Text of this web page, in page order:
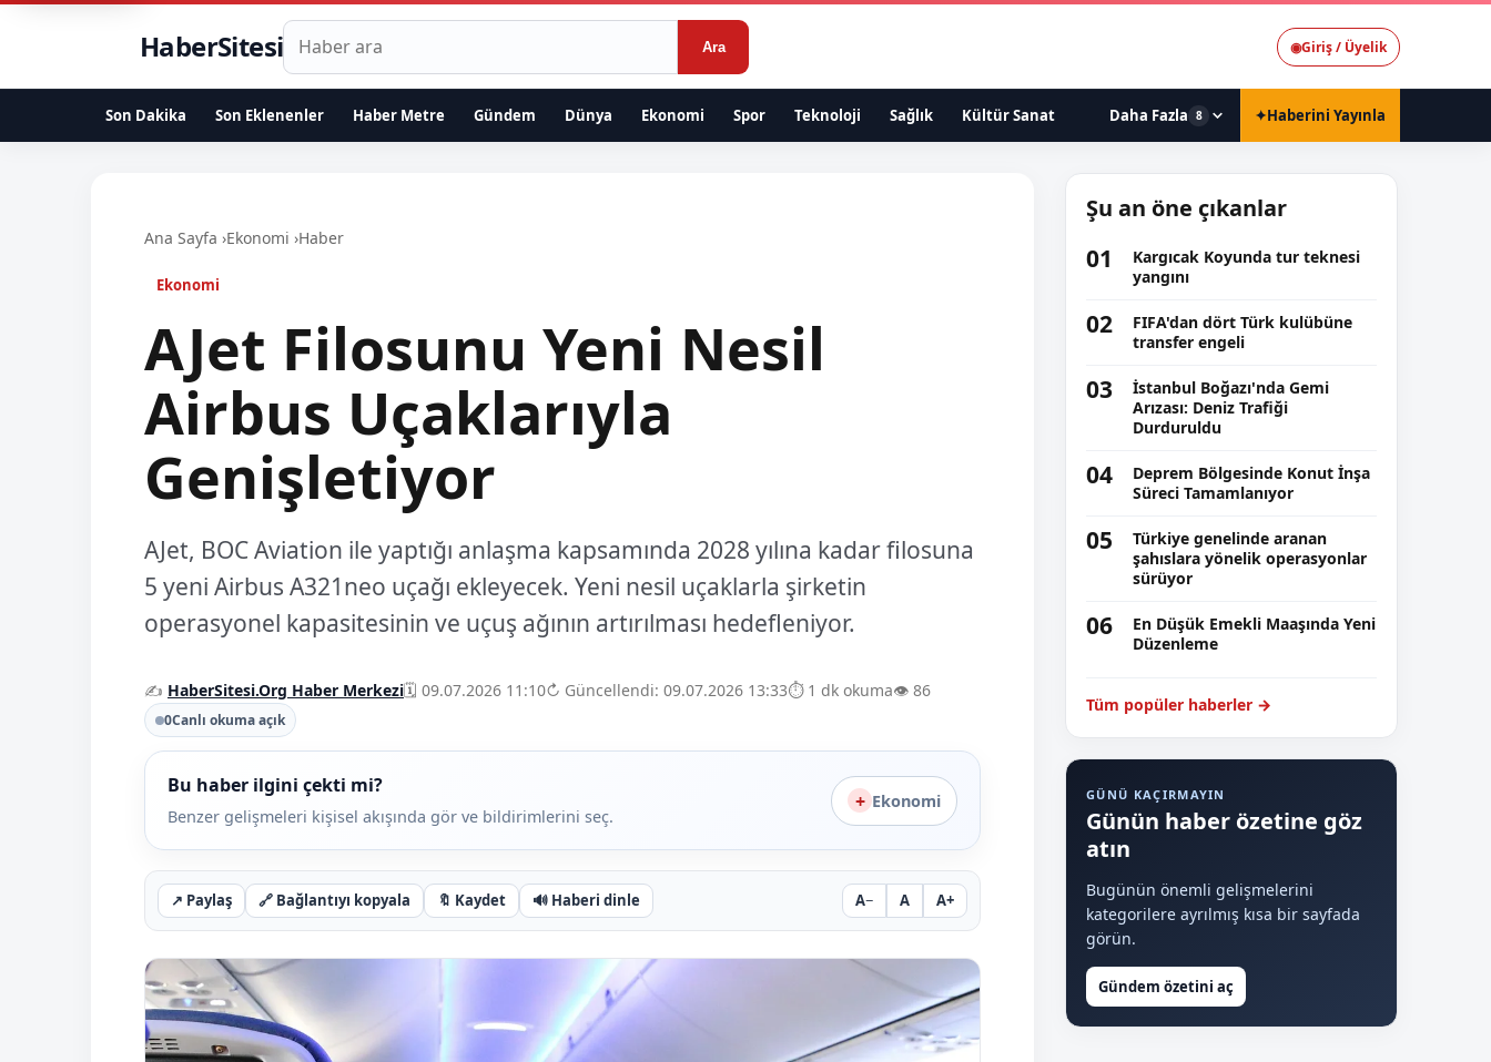
HaberSitesiHaberlerde ara
Ara ◉Giriş / Üyelik
Son Dakika Son Eklenenler Haber Metre Gündem Dünya Ekonomi Spor Teknoloji Sağlık Kültür Sanat Daha Fazla 8 ✦Haberini Yayınla
Ana Sayfa ›Ekonomi ›Haber
Ekonomi
AJet Filosunu Yeni Nesil
Airbus Uçaklarıyla
Genişletiyor
AJet, BOC Aviation ile yaptığı anlaşma kapsamında 2028 yılına kadar filosuna
5 yeni Airbus A321neo uçağı ekleyecek. Yeni nesil uçaklarla şirketin
operasyonel kapasitesinin ve uçuş ağının artırılması hedefleniyor.
✍️ HaberSitesi.Org Haber Merkezi🗓️ 09.07.2026 11:10↻ Güncellendi: 09.07.2026 13:33⏱️ 1 dk okuma👁️ 86
0Canlı okuma açık
Bu haber ilgini çekti mi?
Benzer gelişmeleri kişisel akışında gör ve bildirimlerini seç.
+ Ekonomi
↗ Paylaş 🔗 Bağlantıyı kopyala 🔖 Kaydet 🔊 Haberi dinle A− A A+
Şu an öne çıkanlar
01
Kargıcak Koyunda tur teknesi
yangını
02
FIFA'dan dört Türk kulübüne
transfer engeli
03
İstanbul Boğazı'nda Gemi
Arızası: Deniz Trafiği
Durduruldu
04
Deprem Bölgesinde Konut İnşa
Süreci Tamamlanıyor
05
Türkiye genelinde aranan
şahıslara yönelik operasyonlar
sürüyor
06
En Düşük Emekli Maaşında Yeni
Düzenleme
Tüm popüler haberler →
GÜNÜ KAÇIRMAYIN
Günün haber özetine göz
atın
Bugünün önemli gelişmelerini
kategorilere ayrılmış kısa bir sayfada
görün.
Gündem özetini aç